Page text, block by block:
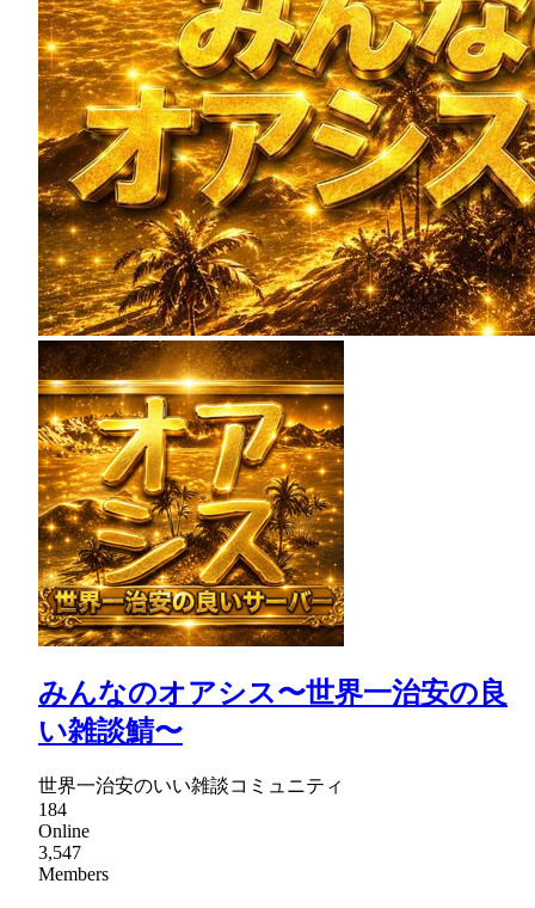
みんなのオアシス〜世界一治安の良
い雑談鯖〜
世界一治安のいい雑談コミュニティ
184
Online
3,547
Members